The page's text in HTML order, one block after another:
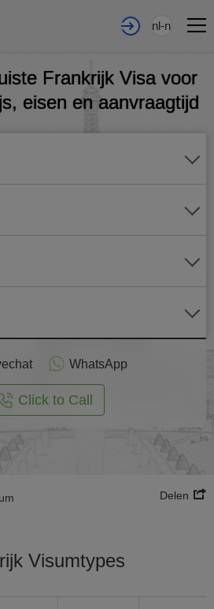
nl-nl
Frankrijk Visa voor
eisen en aanvraagtijd
WhatsApp
Click to Call
Delen
Visumtypes